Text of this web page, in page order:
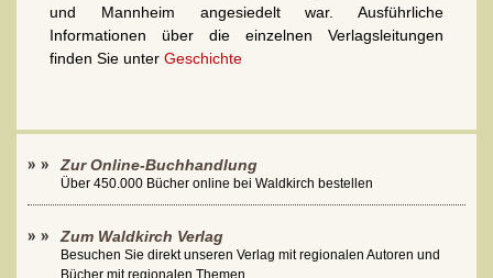
und Mannheim angesiedelt war. Ausführliche
Informationen über die einzelnen Verlagsleitungen
finden Sie unter Geschichte
Zur Online-Buchhandlung
Über 450.000 Bücher online bei Waldkirch bestellen
Zum Waldkirch Verlag
Besuchen Sie direkt unseren Verlag mit regionalen Autoren und
Bücher mit regionalen Themen.